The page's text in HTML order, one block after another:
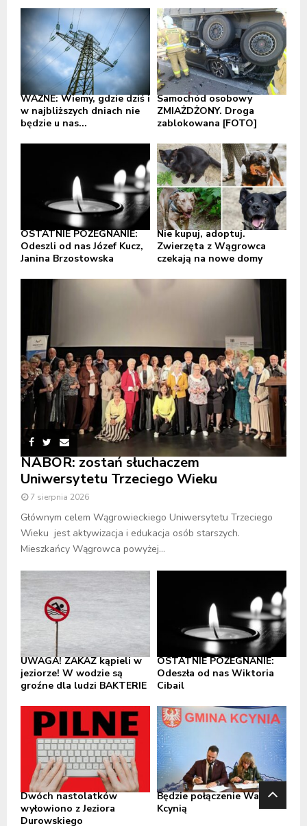
WAŻNE: Wiemy, gdzie dziś i
w najbliższych dniach nie
będzie u nas...
Samochód osobowy
ZMIAŻDŻONY. Droga
zablokowana [FOTO]
OSTATNIE POŻEGNANIE:
Odeszli od nas Józef Kucz,
Janina Brzostowska
Nie kupuj, adoptuj.
Zwierzęta z Wągrowca
czekają na nowe domy
NABÓR: zostań słuchaczem
Uniwersytetu Trzeciego Wieku
7 sierpnia 2026
Głównym celem Wągrowieckiego Uniwersytetu Trzeciego
Wieku jest aktywizacja i edukacja osób starszych.
Mieszkańcy Wągrowca powyżej...
UWAGA! ZAKAZ kąpieli w
jeziorze! W wodzie są
groźne dla ludzi BAKTERIE
OSTATNIE POŻEGNANIE:
Odeszła od nas Wiktoria
Cibail
Dwóch nastolatków
wyłowiono z Jeziora
Durowskiego
Będzie połączenie Wapna z
Kcynią